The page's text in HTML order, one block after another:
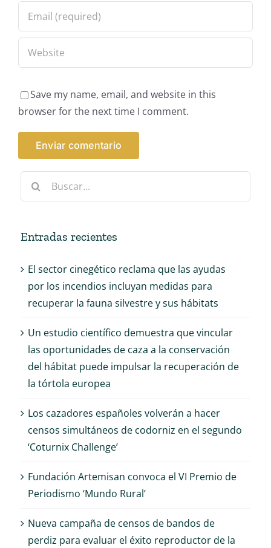
Save my name, email, and website in this
browser for the next time I comment.
Buscar:
Entradas recientes
El sector cinegético reclama que las ayudas
por los incendios incluyan medidas para
recuperar la fauna silvestre y sus hábitats
Un estudio científico demuestra que vincular
las oportunidades de caza a la conservación
del hábitat puede impulsar la recuperación de
la tórtola europea
Los cazadores españoles volverán a hacer
censos simultáneos de codorniz en el segundo
‘Coturnix Challenge’
Fundación Artemisan convoca el VI Premio de
Periodismo ‘Mundo Rural’
Nueva campaña de censos de bandos de
perdiz para evaluar el éxito reproductor de la